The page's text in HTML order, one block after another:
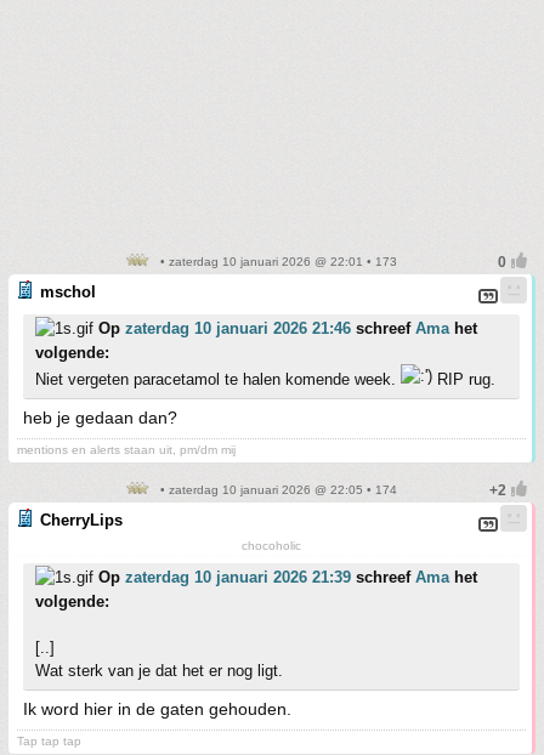
• zaterdag 10 januari 2026 @ 22:01 • 173
mschol
Op zaterdag 10 januari 2026 21:46 schreef Amahet
volgende:
Niet vergeten paracetamol te halen komende week.
RIP rug.
heb je gedaan dan?
mentions en alerts staan uit, pm/dm mij
• zaterdag 10 januari 2026 @ 22:05 • 174
CherryLips
chocoholic
Op zaterdag 10 januari 2026 21:39 schreef Amahet
volgende:
[..]
Wat sterk van je dat het er nog ligt.
Ik word hier in de gaten gehouden.
Tap tap tap